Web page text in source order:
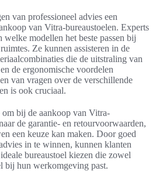
van professioneel advies een
van Vitra-bureaustoelen. Experts
modellen het beste passen bij
Ze kunnen assisteren in de
die de uitstraling van
de ergonomische voordelen
van vragen over de verschillende
is ook cruciaal.
bij de aankoop van Vitra-
de garantie- en retourvoorwaarden,
een keuze kan maken. Door goed
in te winnen, kunnen klanten
bureaustoel kiezen die zowel
bij hun werkomgeving past.